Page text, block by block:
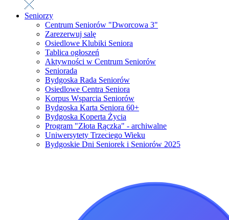
Seniorzy
Centrum Seniorów "Dworcowa 3"
Zarezerwuj salę
Osiedlowe Klubiki Seniora
Tablica ogłoszeń
Aktywności w Centrum Seniorów
Seniorada
Bydgoska Rada Seniorów
Osiedlowe Centra Seniora
Korpus Wsparcia Seniorów
Bydgoska Karta Seniora 60+
Bydgoska Koperta Życia
Program "Złota Rączka" - archiwalne
Uniwersytety Trzeciego Wieku
Bydgoskie Dni Seniorek i Seniorów 2025